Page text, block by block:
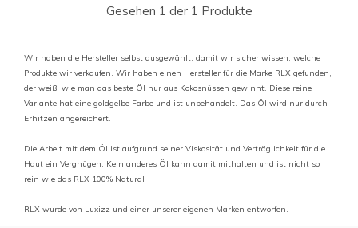
Gesehen 1 der 1 Produkte
Wir haben die Hersteller selbst ausgewählt, damit wir sicher wissen, welche
Produkte wir verkaufen. Wir haben einen Hersteller für die Marke RLX gefunden,
der weiß, wie man das beste Öl nur aus Kokosnüssen gewinnt. Diese reine
Variante hat eine goldgelbe Farbe und ist unbehandelt. Das Öl wird nur durch
Erhitzen angereichert.
Die Arbeit mit dem Öl ist aufgrund seiner Viskosität und Verträglichkeit für die
Haut ein Vergnügen. Kein anderes Öl kann damit mithalten und ist nicht so
rein wie das RLX 100% Natural
RLX wurde von Luxizz und einer unserer eigenen Marken entworfen.